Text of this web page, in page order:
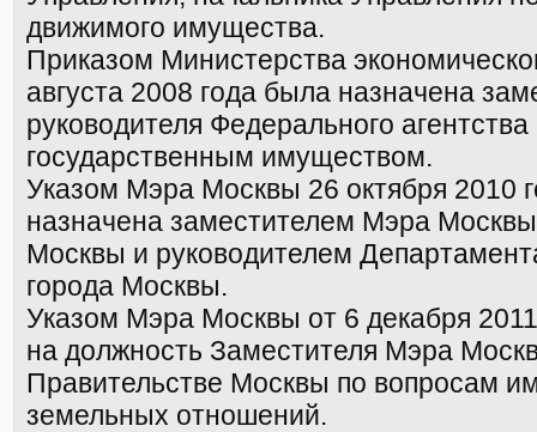
движимого имущества.
Приказом Министерства
августа 2008 года была назначена
руководителя Федерального
государственным имуществом.
Указом Мэра Москвы 26 октября 2010
назначена заместителем Мэра
Москвы и руководителем
города Москвы.
Указом Мэра Москвы от 6 декабря
на должность Заместителя Мэра
Правительстве Москвы по вопросам
земельных отношений.